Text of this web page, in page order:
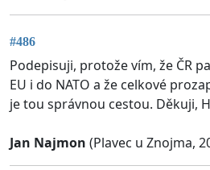
#486
Podepisuji, protože vím, že ČR
EU i do NATO a že celkové
je tou správnou cestou. Děkuji,
Jan Najmon (Plavec u Znojma,